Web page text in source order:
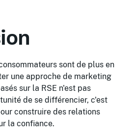
sont de plus en
une approche de marketing
sur la RSE n'est pas
de se différencier, c'est
construire des relations
la confiance.